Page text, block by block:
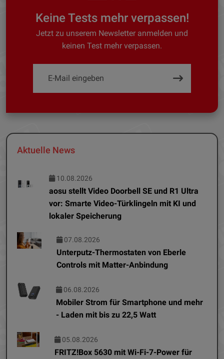
Keine Tests mehr verpassen!
Jetzt zu unserem Newsletter anmelden und
keinen Test mehr verpassen.
Aktuelle News
10.08.2026
aosu stellt Video Doorbell SE und R1 Ultra
vor: Smarte Video-Türklingeln mit KI und
lokaler Speicherung
07.08.2026
Unterputz-Thermostaten von Eberle
Controls mit Matter-Anbindung
06.08.2026
Mobiler Strom für Smartphone und mehr
- Laden mit bis zu 22,5 Watt
05.08.2026
FRITZ!Box 5630 mit Wi-Fi-7-Power für